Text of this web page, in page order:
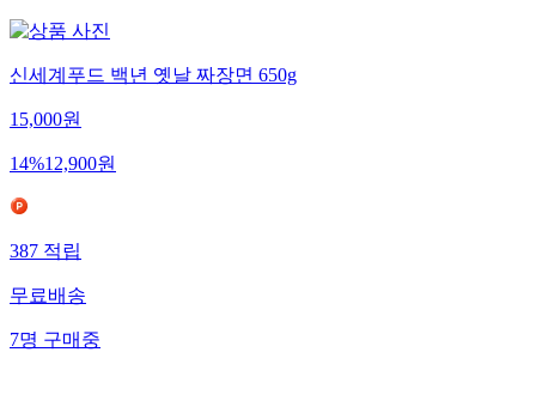
신세계푸드 백년 옛날 짜장면 650g
15,000원
14%12,900원
387 적립
무료배송
7명 구매중